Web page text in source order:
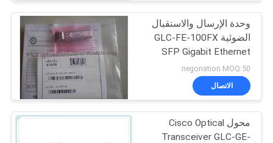
جولة
المصنع
مراقبة
الجودة
وحدة الإرسال والاستقبال
الضوئية GLC-FE-100FX
SFP Gigabit Ethernet
أحادية النمط
negonation MOQ:50
الاتصال
محول Cisco Optical
Transceiver GLC-GE-